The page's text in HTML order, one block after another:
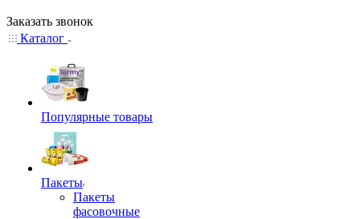
Заказать звонок
Каталог
Популярные товары
Пакеты
Пакеты
фасовочные